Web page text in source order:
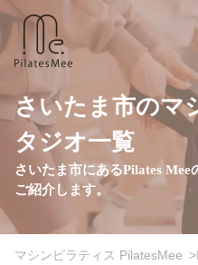
さいたま市のマ
タジオ一覧
さいたま市にあるPilates
ご紹介します。
マシンピラティス PilatesMee >